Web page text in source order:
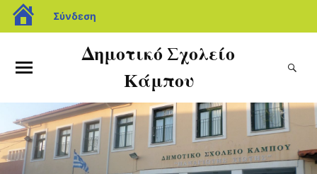
Σύνδεση
Δημοτικό Σχολείο
Κάμπου